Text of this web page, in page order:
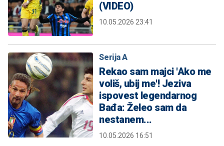
(VIDEO)
10.05.2026 23:41
Serija A
Rekao sam majci 'Ako me
voliš, ubij me'! Jeziva
ispovest legendarnog
Bađa: Želeo sam da
nestanem...
10.05.2026 16:51